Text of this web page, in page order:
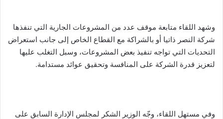
وشهد اللقاء متابعة موقف عدد من المشروعات الجارية التي تنفذها
شركة النصر ذاتيا أو بالشراكة مع القطاع الخاص إلى جانب استعراض
التحديات التي تواجه تنفيذ بعض المشروعات، وسبل التغلب عليها
لتعزيز قدرة الشركة على المنافسة وتحقيق عوائد مستدامة.
وفي مستهل اللقاء، وجّه الوزير الشكر لمجلس الإدارة السابق على